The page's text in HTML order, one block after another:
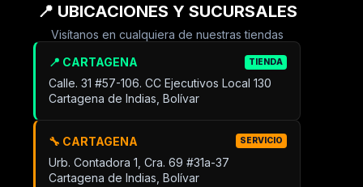
📍 UBICACIONES Y SUCURSALES
Visítanos en cualquiera de nuestras tiendas
📍 CARTAGENA TIENDA
Calle. 31 #57-106. CC Ejecutivos Local 130
Cartagena de Indias, Bolívar
🔧 CARTAGENA SERVICIO
Urb. Contadora 1, Cra. 69 #31a-37
Cartagena de Indias, Bolívar